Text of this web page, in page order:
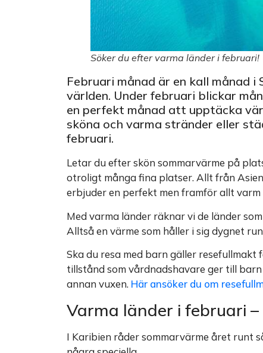
Söker du efter varma länder i februari!
Februari månad är en kall månad
världen. Under februari blickar
en perfekt månad att upptäcka
sköna och varma stränder eller
februari.
Letar du efter skön sommarvärme på
otroligt många fina platser. Allt från
erbjuder en perfekt men framför allt varm
Med varma länder räknar vi de länder
Alltså en värme som håller i sig dygnet
Ska du resa med barn gäller
tillstånd som vårdnadshavare ger till
annan vuxen. Här ansöker du om
Varma länder i februari –
I Karibien råder sommarvärme året runt